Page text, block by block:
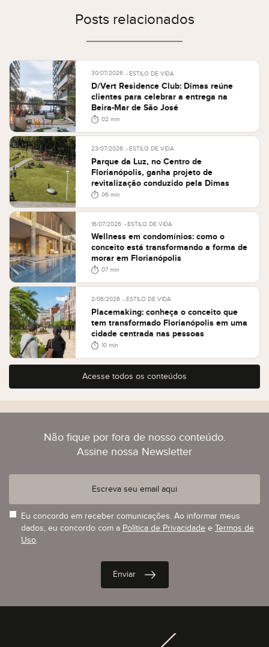
Posts relacionados
30/07/2026 ESTILO DE VIDA
D/Vert Residence Club: Dimas reúne
clientes para celebrar a entrega na
Beira-Mar de São José
02 min
23/07/2026 ESTILO DE VIDA
Parque da Luz, no Centro de
Florianópolis, ganha projeto de
revitalização conduzido pela Dimas
06 min
16/07/2026 ESTILO DE VIDA
Wellness em condomínios: como o
conceito está transformando a forma de
morar em Florianópolis
07 min
2/06/2026 ESTILO DE VIDA
Placemaking: conheça o conceito que
tem transformado Florianópolis em uma
cidade centrada nas pessoas
10 min
Acesse todos os conteúdos
Não fique por fora de nosso conteúdo.
Assine nossa Newsletter
Eu concordo em receber comunicações. Ao informar meus
dados, eu concordo com a Política de Privacidade e Termos de
Uso.